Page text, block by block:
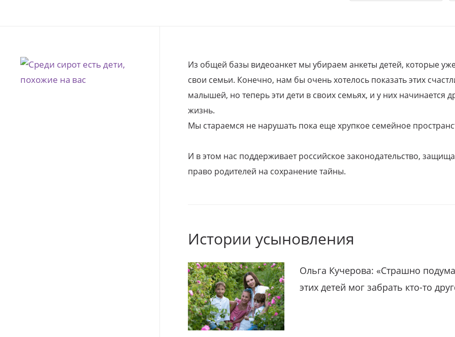
Из общей базы видеоанкет мы убираем анкеты детей, которые
свои семьи. Конечно, нам бы очень хотелось показать этих
малышей, но теперь эти дети в своих семьях, и у них начинается
жизнь.
Мы стараемся не нарушать пока еще хрупкое семейное
И в этом нас поддерживает российское законодательство,
право родителей на сохранение тайны.
Истории усыновления
Ольга Кучерова: «Страшно
этих детей мог забрать кто-то